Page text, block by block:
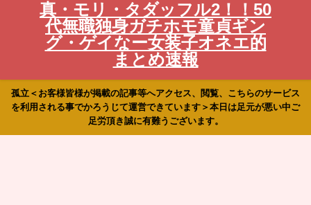
真・モリ・タダッフル2！！50
代無職独身ガチホモ童貞ギン
グ・ゲイなー女装子オネエ的
まとめ速報
孤立＜お客様皆様が掲載の記事等へアクセス、閲覧、こちらのサービス
を利用される事でかろうじて運営できています＞本日は足元が悪い中ご
足労頂き誠に有難うございます。